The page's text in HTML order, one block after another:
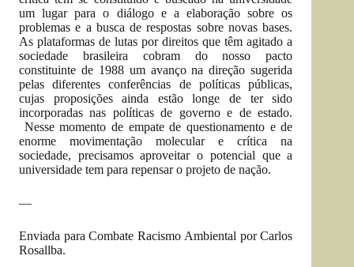
um lugar para o diálogo e a elaboração sobre os
problemas e a busca de respostas sobre novas bases.
As plataformas de lutas por direitos que têm agitado a
sociedade brasileira cobram do nosso pacto
constituinte de 1988 um avanço na direção sugerida
pelas diferentes conferências de políticas públicas,
cujas proposições ainda estão longe de ter sido
incorporadas nas políticas de governo e de estado.
Nesse momento de empate de questionamento e de
enorme movimentação molecular e crítica na
sociedade, precisamos aproveitar o potencial que a
universidade tem para repensar o projeto de nação.
—
Enviada para Combate Racismo Ambiental por Carlos
Rosallba.